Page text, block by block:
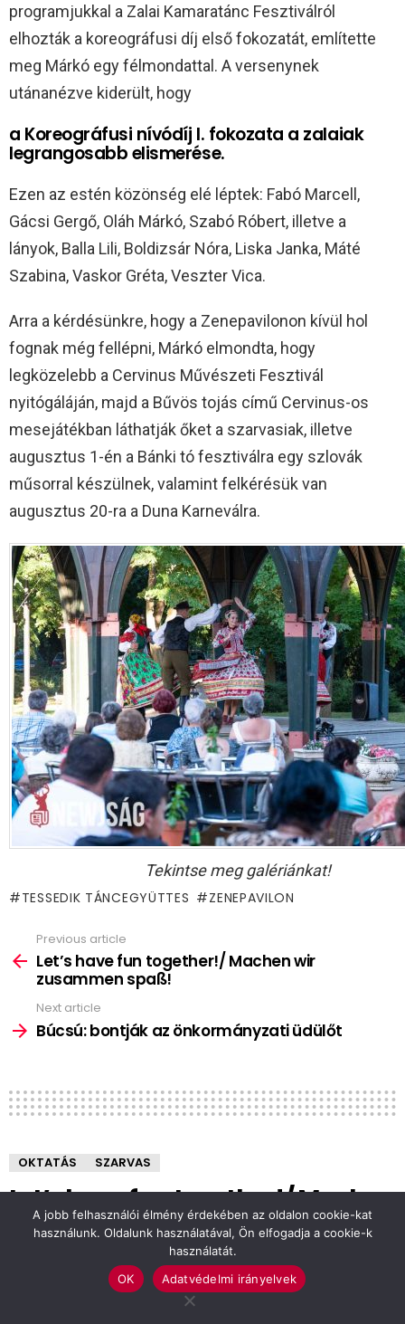
programjukkal a Zalai Kamaratánc Fesztiválról
elhozták a koreográfusi díj első fokozatát, említette
meg Márkó egy félmondattal. A versenynek
utánanézve kiderült, hogy
a Koreográfusi nívódíj I. fokozata a zalaiak
legrangosabb elismerése.
Ezen az estén közönség elé léptek: Fabó Marcell,
Gácsi Gergő, Oláh Márkó, Szabó Róbert, illetve a
lányok, Balla Lili, Boldizsár Nóra, Liska Janka, Máté
Szabina, Vaskor Gréta, Veszter Vica.
Arra a kérdésünkre, hogy a Zenepavilonon kívül hol
fognak még fellépni, Márkó elmondta, hogy
legközelebb a Cervinus Művészeti Fesztivál
nyitógáláján, majd a Bűvös tojás című Cervinus-os
mesejátékban láthatják őket a szarvasiak, illetve
augusztus 1-én a Bánki tó fesztiválra egy szlovák
műsorral készülnek, valamint felkérésük van
augusztus 20-ra a Duna Karneválra.
Tekintse meg galériánkat!
TESSEDIK TÁNCEGYÜTTES ZENEPAVILON
more
Previous article
Let’s have fun together!/ Machen wir
zusammen spaß!
Next article
Búcsú: bontják az önkormányzati üdülőt
OKTATÁS SZARVAS
Let’s have fun together!/ Machen
wir zusammen spaß!
Postafiók
A jobb felhasználói élmény érdekében az oldalon cookie-kat
használunk. Oldalunk használatával, Ön elfogadja a cookie-k
használatát.
OK
Adatvédelmi irányelvek